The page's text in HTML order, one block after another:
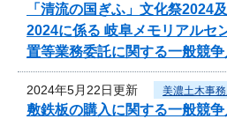
「清流の国ぎふ」文化祭2024
2024に係る 岐阜メモリアルセ
置等業務委託に関する一般競
2024年5月22日更新 美濃土木事
敷鉄板の購入に関する一般競